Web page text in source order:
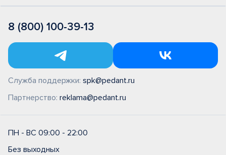
8 (800) 100-39-13
Служба поддержки: spk@pedant.ru
Партнерство: reklama@pedant.ru
ПН - ВС 09:00 - 22:00
Без выходных